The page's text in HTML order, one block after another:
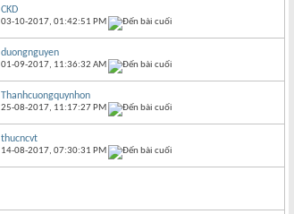
CKD
03-10-2017,01:42:51 PM
duongnguyen
01-09-2017, 11:36:32 AM
Thanhcuongquynhon
25-08-2017, 11:17:27 PM
thucncvt
14-08-2017,07:30:31 PM